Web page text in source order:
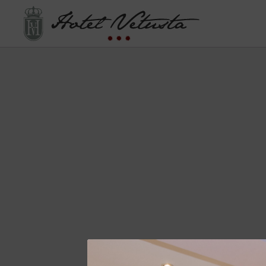
Gal_Pasteles del Hotel Vetusta en Oviedo. Web Oficial.